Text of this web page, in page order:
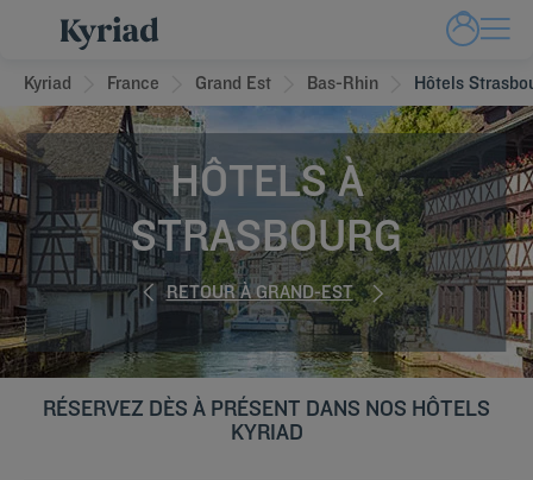
Kyriad France Grand Est Bas-Rhin Hôtels
HÔTELS À
STRASBOURG
RETOUR À GRAND-EST
RÉSERVEZ DÈS À PRÉSENT DANS NOS HÔTELS
KYRIAD